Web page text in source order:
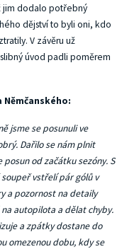
jim dodalo potřebný
dějství to byli oni, kdo
V závěru už
úvod padli poměrem
jsme se posunuli ve
Dařilo se nám plnit
od začátku sezóny. S
vstřelí pár gólů v
a pozornost na detaily
autopilota a dělat chyby.
a zpátky dostane do
omezenou dobu, kdy se